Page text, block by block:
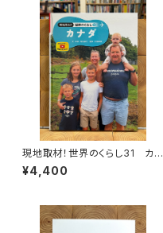
現地取材！世界のくらし31 カナ
ダ
¥4,400